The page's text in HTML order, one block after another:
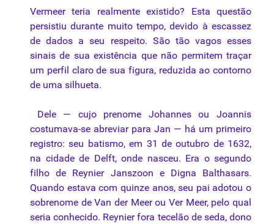
Vermeer teria realmente existido? Esta questão
persistiu durante muito tempo, devido à escassez
de dados a seu respeito. São tão vagos esses
sinais de sua existência que não permitem traçar
um perfil claro de sua figura, reduzida ao contorno
de uma silhueta.
Dele — cujo prenome Johannes ou Joannis
costumava-se abreviar para Jan — há um primeiro
registro: seu batismo, em 31 de outubro de 1632,
na cidade de Delft, onde nasceu. Era o segundo
filho de Reynier Janszoon e Digna Balthasars.
Quando estava com quinze anos, seu pai adotou o
sobrenome de Van der Meer ou Ver Meer, pelo qual
seria conhecido. Reynier fora tecelão de seda, dono